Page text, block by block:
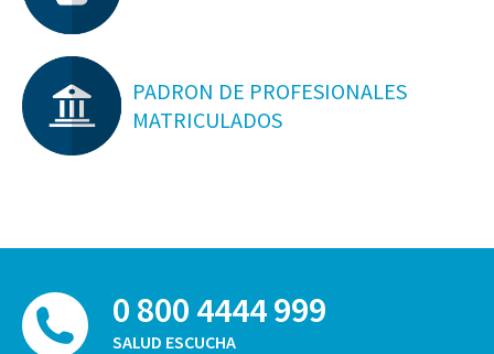
PADRON DE PROFESIONALES
MATRICULADOS
0 800 4444 999
SALUD ESCUCHA